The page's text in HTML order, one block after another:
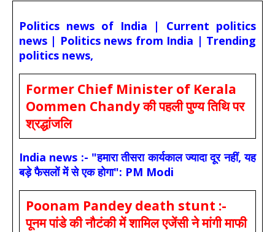
Politics news of India | Current politics
news | Politics news from India | Trending
politics news,
Former Chief Minister of Kerala
Oommen Chandy की पहली पुण्य तिथि पर
श्रद्धांजलि
India news :- "हमारा तीसरा कार्यकाल ज्यादा दूर नहीं, यह
बड़े फैसलों में से एक होगा": PM Modi
Poonam Pandey death stunt :-
पूनम पांडे की नौटंकी में शामिल एजेंसी ने मांगी माफी